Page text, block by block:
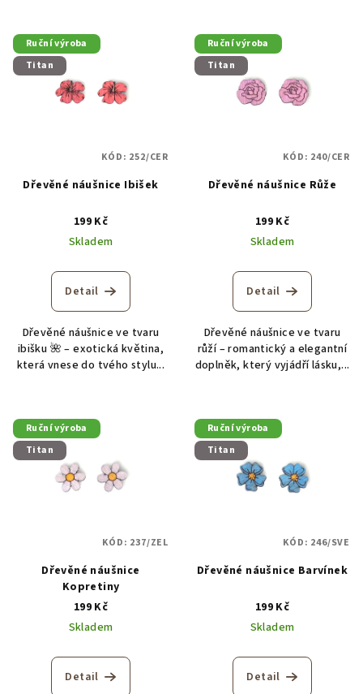
Ruční výroba
Titan
Dřevěné náušnice Ibišek
199 Kč
Skladem
Detail
Dřevěné náušnice ve tvaru
ibišku 🌺 – exotická květina,
která vnese do tvého stylu...
KÓD: 252/CER
Ruční výroba
Titan
Dřevěné náušnice Růže
199 Kč
Skladem
Detail
Dřevěné náušnice ve tvaru
růží – romantický a elegantní
doplněk, který vyjádří lásku,...
KÓD: 240/CER
Ruční výroba
Titan
Dřevěné náušnice
Kopretiny
199 Kč
Skladem
Detail
KÓD: 237/ZEL
Ruční výroba
Titan
Dřevěné náušnice Barvínek
199 Kč
Skladem
Detail
KÓD: 246/SVE